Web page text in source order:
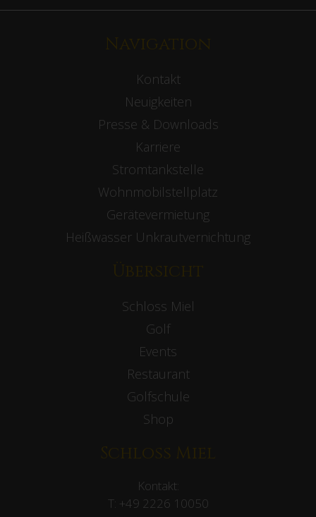
Navigation
Kontakt
Neuigkeiten
Presse & Downloads
Karriere
Stromtankstelle
Wohnmobilstellplatz
Gerätevermietung
Heißwasser Unkrautvernichtung
Übersicht
Schloss Miel
Golf
Events
Restaurant
Golfschule
Shop
Schloss Miel
Kontakt:
T: +49 2226 10050